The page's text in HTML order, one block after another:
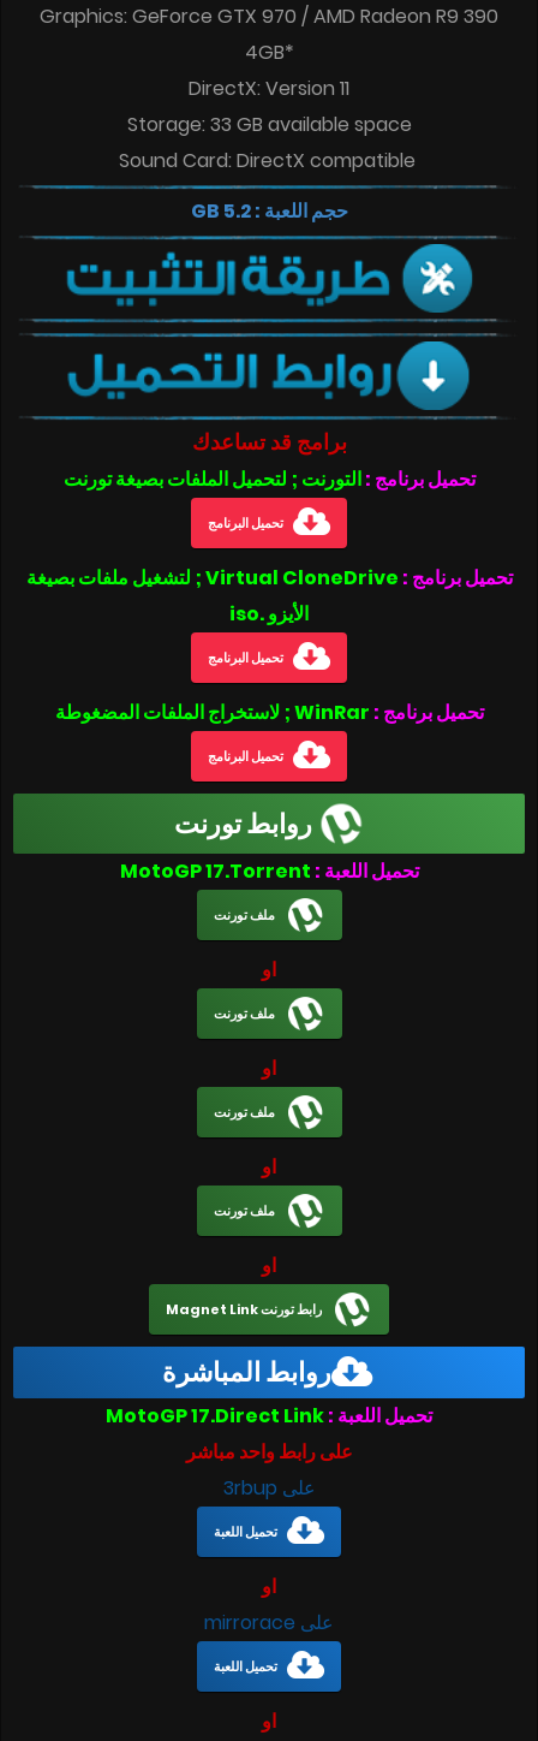
Graphics: GeForce GTX 970 / AMD Radeon R9 390
4GB*
DirectX: Version 11
Storage: 33 GB available space
Sound Card: DirectX compatible
حجم اللعبة :5.2 GB
برامج قد تساعدك
تحميل برنامج :التورنت ; لتحميل الملفات بصيغة تورنت
تحميل البرنامج
تحميل برنامج :
Virtual CloneDrive ; لتشغيل ملفات بصيغة
الأيزو .iso
تحميل البرنامج
تحميل برنامج : WinRar ; لاستخراج الملفات المضغوطة
تحميل البرنامج
روابط تورنت
تحميل اللعبة :
ملف تورنت
او
ملف تورنت
او
ملف تورنت
او
ملف تورنت
او
رابط تورنت Magnet Link
روابط المباشرة
تحميل اللعبة :
على رابط واحد مباشر
على 3rbup
تحميل اللعبة
او
على mirrorace
تحميل اللعبة
او